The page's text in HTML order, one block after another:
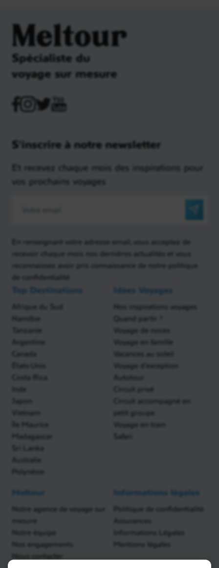
Meltour
Spécialiste du
voyage sur mesure
S'inscrire à notre newsletter
Et recevez chaque mois des inspirations pour
vos prochains voyages
En renseignant votre adresse email, vous acceptez de
recevoir chaque mois nos dernières actualités et vous
reconnaissez avoir pris connaissance de notre politique
de confidentialité
Top Destinations
Afrique du Sud
Namibie
Tanzanie
Argentine
Canada
États-Unis
Costa Rica
Inde
Japon
Vietnam
Île Maurice
Madagascar
Sri Lanka
Australie
Polynésie
Idées Voyages
Nos inspirations voyages
Quand partir ?
Voyage de noces
Voyage en famille
Vacances au soleil
Voyage d'exception
Autotour
Circuit privé
Circuit accompagné en
petit groupe
Voyage en train
Safari
Meltour
Notre agence de voyage sur
mesure
Notre équipe
Nos engagements
Nous contacter
Informations légales
Politique de confidentialité
Assurances
Informations Légales
Mentions légales